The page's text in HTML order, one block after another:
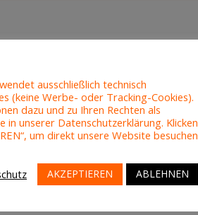
ausschließlich technisch
(keine Werbe- oder Tracking-Cookies).
dazu und zu Ihren Rechten als
in unserer Datenschutzerklärung. Klicken
um direkt unsere Website besuchen
AKZEPTIEREN ABLEHNEN